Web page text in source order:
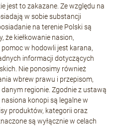
jest to zakazane. Ze względu na
w sobie substancji
na terenie Polski są
że kiełkowanie nasion,
w hodowli jest karana,
informacji dotyczących
Nie ponosimy również
wbrew prawu i przepisom,
regionie. Zgodnie z ustawą
konopi są legalne w
produktów, kategorii oraz
są wyłącznie w celach